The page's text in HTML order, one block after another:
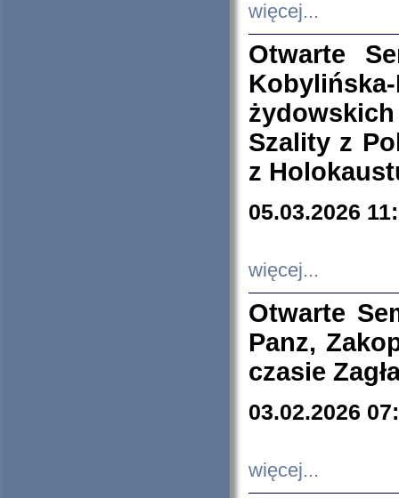
więcej...
Otwarte
Szality z
z
05.03.2026
więcej...
Otwarte
Panz,
czasie
03.02.2026
więcej...